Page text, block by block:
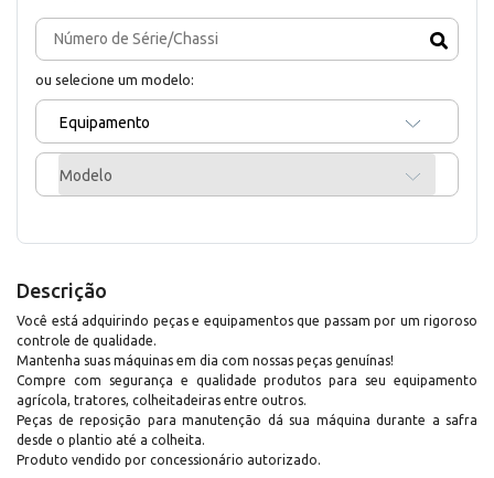
ou selecione um modelo:
Equipamento
Modelo
Descrição
Você está adquirindo peças e equipamentos que passam por um rigoroso
controle de qualidade.
Mantenha suas máquinas em dia com nossas peças genuínas!
Compre com segurança e qualidade produtos para seu equipamento
agrícola, tratores, colheitadeiras entre outros.
Peças de reposição para manutenção dá sua máquina durante a safra
desde o plantio até a colheita.
Produto vendido por concessionário autorizado.